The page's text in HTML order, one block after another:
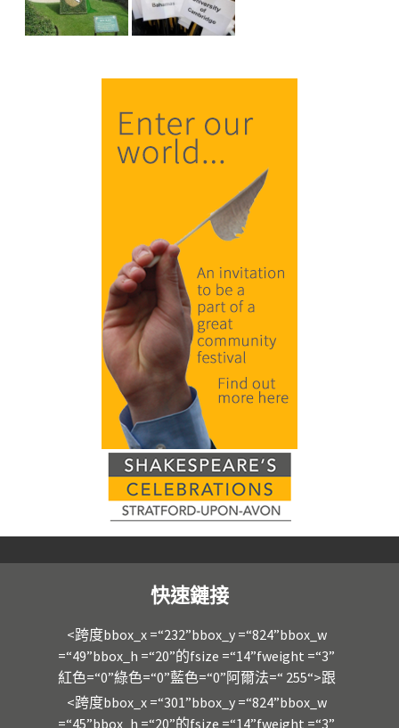
快速鏈接
<跨度bbox_x =“232”bbox_y =“824”bbox_w
=“49”bbox_h =“20”的fsize =“14”fweight =“3”
紅色=“0”綠色=“0”藍色=“0”阿爾法=“ 255“>跟
<跨度bbox_x =“301”bbox_y =“824”bbox_w
=“45”bbox_h =“20”的fsize =“14”fweight =“3”